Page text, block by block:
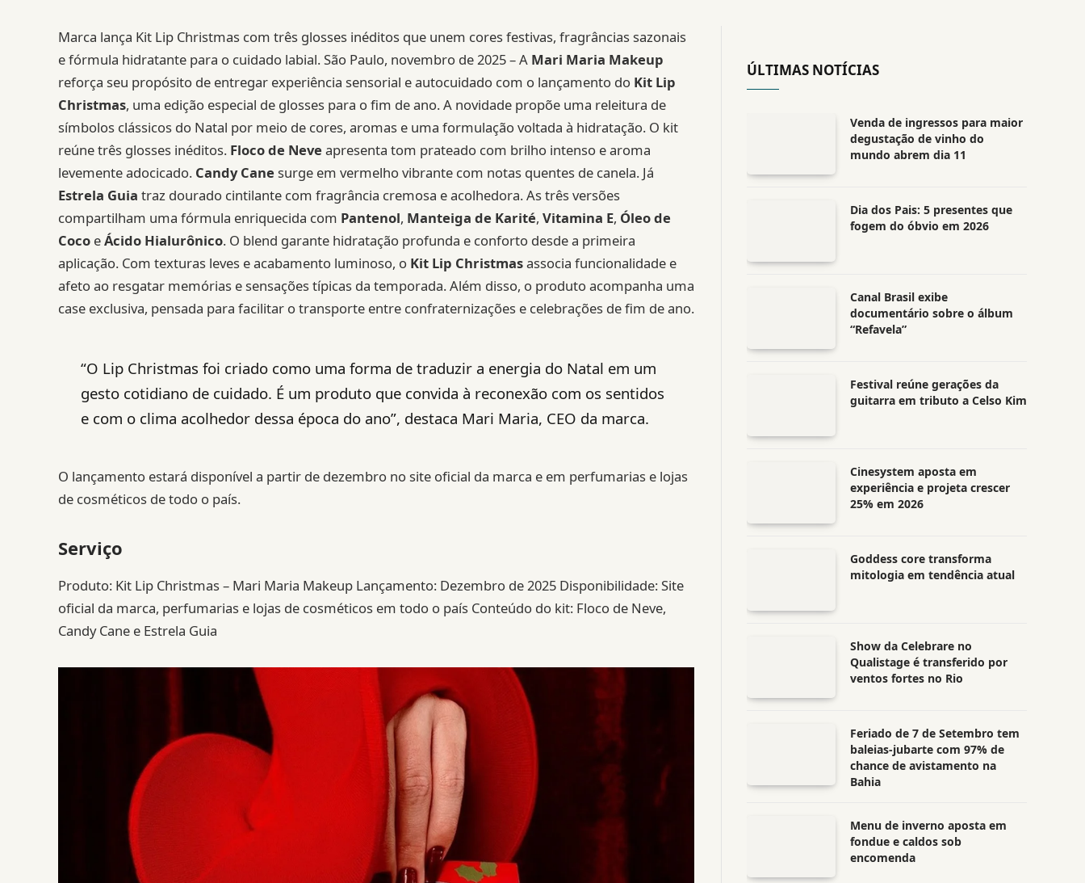
Marca lança Kit Lip Christmas com três glosses inéditos que unem cores festivas, fragrâncias sazonais
e fórmula hidratante para o cuidado labial. São Paulo, novembro de 2025 – A Mari Maria Makeup
reforça seu propósito de entregar experiência sensorial e autocuidado com o lançamento do Kit Lip
Christmas, uma edição especial de glosses para o fim de ano. A novidade propõe uma releitura de
símbolos clássicos do Natal por meio de cores, aromas e uma formulação voltada à hidratação. O kit
reúne três glosses inéditos. Floco de Neve apresenta tom prateado com brilho intenso e aroma
levemente adocicado. Candy Cane surge em vermelho vibrante com notas quentes de canela. Já
Estrela Guia traz dourado cintilante com fragrância cremosa e acolhedora. As três versões
compartilham uma fórmula enriquecida com Pantenol, Manteiga de Karité, Vitamina E, Óleo de
Coco eÁcido Hialurônico. O blend garante hidratação profunda e conforto desde a primeira
aplicação. Com texturas leves e acabamento luminoso, o Kit Lip Christmasassocia funcionalidade e
afeto ao resgatar memórias e sensações típicas da temporada. Além disso, o produto acompanha uma
case exclusiva, pensada para facilitar o transporte entre confraternizações e celebrações de fim de ano.
“O Lip Christmas foi criado como uma forma de traduzir a energia do Natal em um
gesto cotidiano de cuidado. É um produto que convida à reconexão com os sentidos
e com o clima acolhedor dessa época do ano”, destaca Mari Maria, CEO da marca.
O lançamento estará disponível a partir de dezembro no site oficial da marca e em perfumarias e lojas
de cosméticos de todo o país.
Serviço
Produto: Kit Lip Christmas – Mari Maria Makeup Lançamento: Dezembro de 2025 Disponibilidade: Site
oficial da marca, perfumarias e lojas de cosméticos em todo o país Conteúdo do kit: Floco de Neve,
Candy Cane e Estrela Guia
ÚLTIMAS NOTÍCIAS
Venda de ingressos para maior
degustação de vinho do
mundo abrem dia 11
Dia dos Pais: 5 presentes que
fogem do óbvio em 2026
Canal Brasil exibe
documentário sobre o álbum
“Refavela”
Festival reúne gerações da
guitarra em tributo a Celso Kim
Cinesystem aposta em
experiência e projeta crescer
25% em 2026
Goddess core transforma
mitologia em tendência atual
Show da Celebrare no
Qualistage é transferido por
ventos fortes no Rio
Feriado de 7 de Setembro tem
baleias-jubarte com 97% de
chance de avistamento na
Bahia
Menu de inverno aposta em
fondue e caldos sob
encomenda